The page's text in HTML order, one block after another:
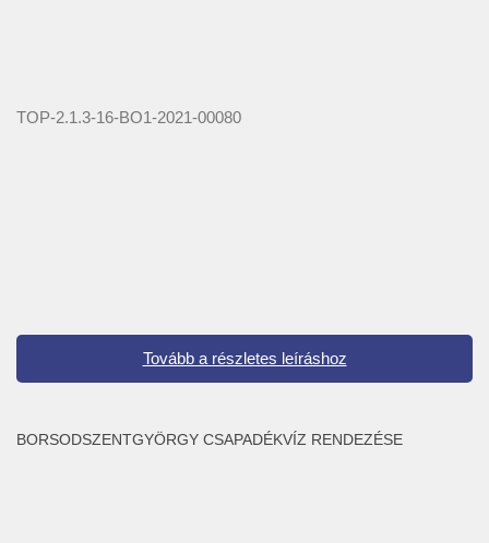
TOP-2.1.3-16-BO1-2021-00080
Tovább a részletes leíráshoz
BORSODSZENTGYÖRGY CSAPADÉKVÍZ RENDEZÉSE